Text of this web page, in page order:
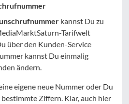
kannst Du zu
Tarifwelt
über den Kunden-Service
kannst Du einmalig
ändern.
eigene neue Nummer oder Du
Ziffern. Klar, auch hier